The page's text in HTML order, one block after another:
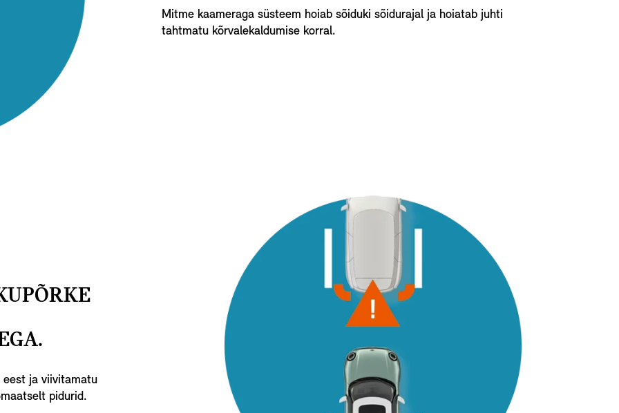
Mitme kaameraga süsteem hoiab sõiduki sõidurajal ja hoiatab juhti
tahtmatu kõrvalekaldumise korral.
eest ja viivitamatu
pidurid.